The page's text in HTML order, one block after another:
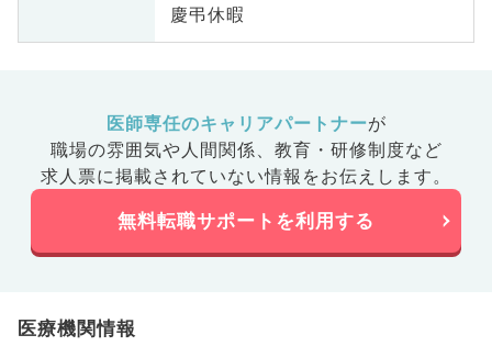
慶弔休暇
医師専任のキャリアパートナーが
職場の雰囲気や人間関係、 教育・研修制度など
求人票に掲載されていない情報をお伝えします。
無料転職サポートを利用する
医療機関情報